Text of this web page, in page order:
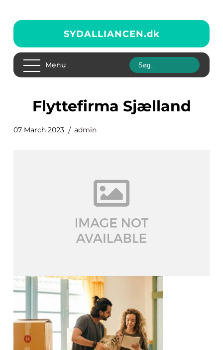
SYDALLIANCEN.dk
Menu
flyttefirma Sjælland
07 March 2023 admin